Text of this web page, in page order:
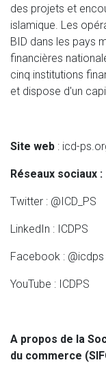
des projets et
islamique. Les
BID dans les pays
financières
cinq institutions
et dispose d'un
Site web : icd-
Réseaux sociaux :
Twitter : @ICD_PS
LinkedIn : ICDPS
Facebook : @icdps
YouTube : ICDPS
A propos de la
du commerce